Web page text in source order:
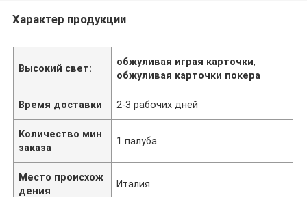
Характер продукции
Высокий свет:
обжуливая играя карточки,
обжуливая карточки покера
Время доставки 2-3 рабочих дней
Количество мин
заказа
1 палуба
Место происхож
дения
Италия